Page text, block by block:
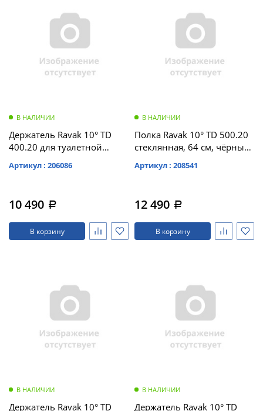
В НАЛИЧИИ
Держатель Ravak 10° TD
400.20 для туалетной
Артикул : 206086
10 490 a
В корзину
В НАЛИЧИИ
Полка Ravak 10° TD 500.20
стеклянная, 64 см, чёрный
Артикул : 208541
12 490 a
В корзину
В НАЛИЧИИ
Держатель Ravak 10° TD
В НАЛИЧИИ
Держатель Ravak 10° TD